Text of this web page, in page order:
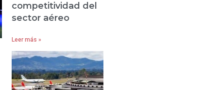
competitividad del
sector aéreo
Leer más »